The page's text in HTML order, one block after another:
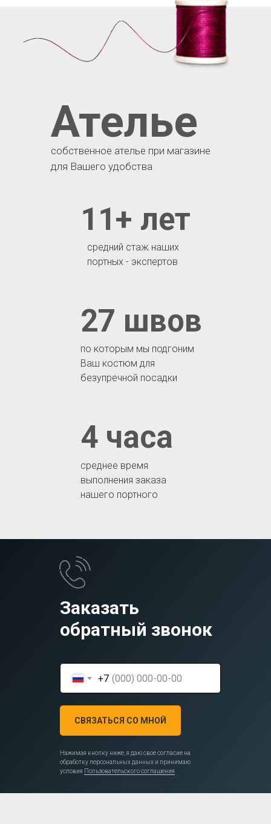
среднее время
выполнения заказа
нашего портного
4 часа
по которым мы подгоним
Ваш костюм для
безупречной посадки
27 швов
средний стаж наших
портных - экспертов
11+ лет
Ателье
собственное ателье при магазине
для Вашего удобства
Заказать
обратный звонок
+7
СВЯЗАТЬСЯ СО МНОЙ
Нажимая кнопку ниже, я даю свое согласие на
обработку персональных данных и принимаю
условия Пользовательского соглашения